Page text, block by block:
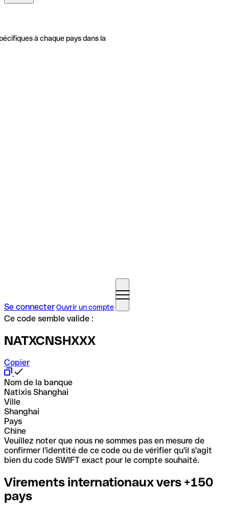
à chaque pays dans la
Se connecterOuvrir un compte
Ce code semble valide :
NATXCNSHXXX
Copier
Nom de la banque
Natixis Shanghai
Ville
Shanghai
Pays
Chine
Veuillez noter que nous ne sommes pas en mesure de
confirmer l'identité de ce code ou de vérifier qu'il s'agit
bien du code SWIFT exact pour le compte souhaité.
Virements internationaux vers +150
pays